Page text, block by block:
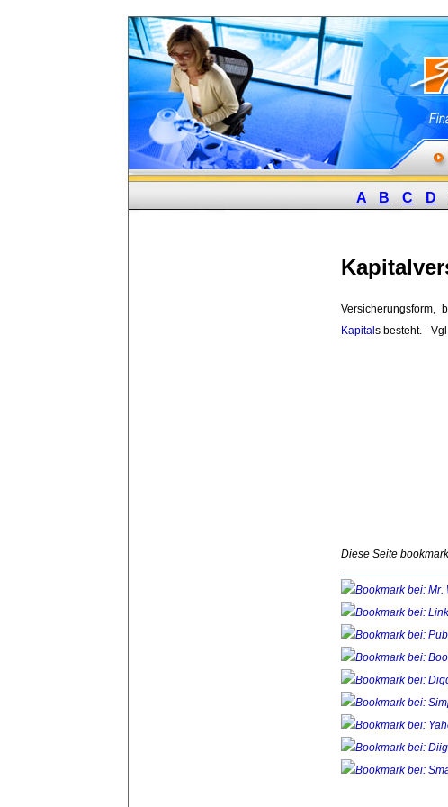
A B C D
Kapital s besteht. -
Diese Seite